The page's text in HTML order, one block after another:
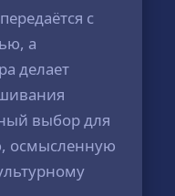
с
а
делает
выбор для
осмысленную